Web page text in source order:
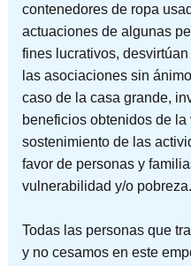
contenedores de ropa
actuaciones de algunas
fines lucrativos,
las asociaciones sin
caso de la casa grande,
beneficios obtenidos de la
sostenimiento de las
favor de personas y
vulnerabilidad y/o pobreza.
Todas las personas que
y no cesamos en este